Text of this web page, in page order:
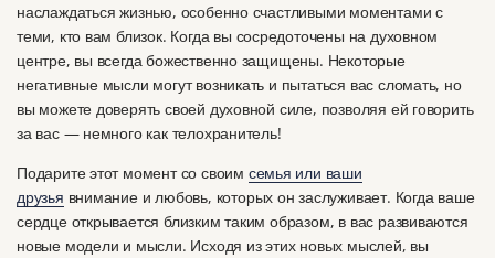
наслаждаться жизнью, особенно счастливыми моментами с
теми, кто вам близок. Когда вы сосредоточены на духовном
центре, вы всегда божественно защищены. Некоторые
негативные мысли могут возникать и пытаться вас сломать, но
вы можете доверять своей духовной силе, позволяя ей говорить
за вас — немного как телохранитель!
Подарите этот момент со своим семья или ваши
друзья внимание и любовь, которых он заслуживает. Когда ваше
сердце открывается близким таким образом, в вас развиваются
новые модели и мысли. Исходя из этих новых мыслей, вы